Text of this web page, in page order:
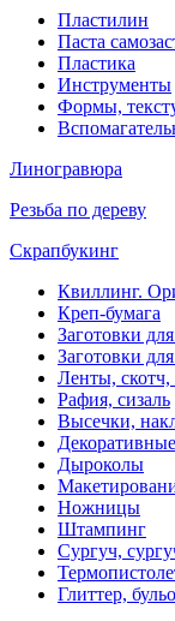
Пластилин
Паста
Пластика
Инструменты
Формы,
Линогравюра
Резьба по дереву
Скрапбукинг
Квиллинг.
Креп-бумага
Заготовки
Заготовки
Ленты,
Рафия, сизаль
Высечки,
Дыроколы
Ножницы
Штампинг
Сургуч,
Глиттер,